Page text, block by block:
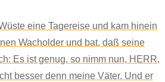
eine Tagereise und kam hinein
Wacholder und bat, daß seine
Es ist genug, so nimm nun, HERR,
besser denn meine Väter. Und er